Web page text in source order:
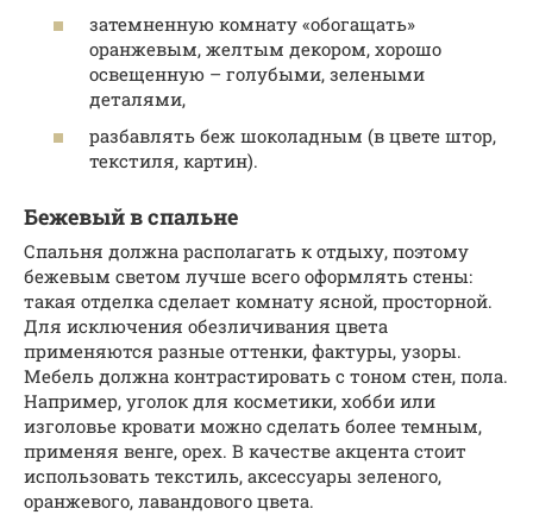
затемненную комнату «обогащать»
оранжевым, желтым декором, хорошо
освещенную – голубыми, зелеными
деталями,
разбавлять беж шоколадным (в цвете штор,
текстиля, картин).
Бежевый в спальне
Спальня должна располагать к отдыху, поэтому
бежевым светом лучше всего оформлять стены:
такая отделка сделает комнату ясной, просторной.
Для исключения обезличивания цвета
применяются разные оттенки, фактуры, узоры.
Мебель должна контрастировать с тоном стен, пола.
Например, уголок для косметики, хобби или
изголовье кровати можно сделать более темным,
применяя венге, орех. В качестве акцента стоит
использовать текстиль, аксессуары зеленого,
оранжевого, лавандового цвета.